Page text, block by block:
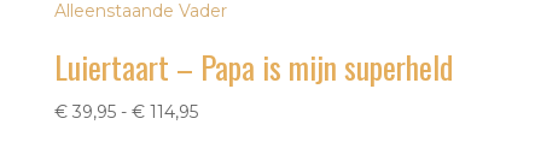
Luiertaart – Papa is mijn superheld
€39,95 - €114,95Prijsklasse: